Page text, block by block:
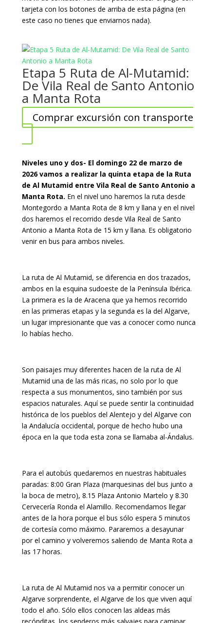
tarjeta con los botones de arriba de esta página (en
este caso no tienes que enviarnos nada).
Etapa 5 Ruta de Al-Mutamid:
De Vila Real de Santo Antonio
a Manta Rota
Comprar excursión con transporte
Niveles uno y dos- El domingo 22 de marzo de
2026 vamos a realizar la quinta etapa de la Ruta
de Al Mutamid entre Vila Real de Santo Antonio a
Manta Rota. En el nivel uno haremos la ruta desde
Montegordo a Manta Rota de 8 km y llana y en el nivel
dos haremos el recorrido desde Vila Real de Santo
Antonio a Manta Rota de 15 km y llana. Es obligatorio
venir en bus para ambos niveles.
La ruta de Al Mutamid, se diferencia en dos trazados,
ambos en la esquina sudoeste de la Península Ibérica.
La primera es la de Aracena que ya hemos recorrido
en las primeras etapas y la segunda es la del Algarve,
un lugar impresionante que vas a conocer como nunca
lo habías hecho.
Son paisajes muy diferentes hacen de la ruta de Al
Mutamid una de las más ricas, no solo por lo que
respecta a sus monumentos, sino también por sus
espacios naturales. Aquí se puede sentir la continuidad
histórica de los pueblos del Alentejo y del Algarve con
la Andalucía occidental, porque de hecho hubo una
época en la que toda esta zona se llamaba al-Ándalus.
Para el autobús quedaremos en nuestras habituales
paradas: 8:00 Gran Plaza (marquesinas del bus junto a
la boca de metro), 8.15 Plaza Antonio Martelo y 8.30
Cervecería Ronda el Alamillo. Recomendamos llegar
antes de la hora porque el bus sólo espera 5 minutos
de cortesía como máximo. Pararemos a desayunar
por el camino y volveremos saliendo de Manta Rota a
las 17 horas.
La ruta de Al Mutamid nos va a permitir conocer un
Algarve sorprendente, el Algarve de los que viven aquí
todo el año. Sólo ellos conocen las aldeas más